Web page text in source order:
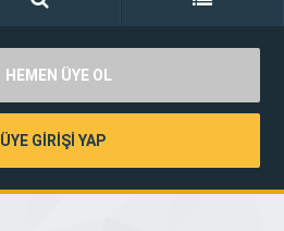
HEMEN ÜYE OL
ÜYE GİRİŞİ YAP